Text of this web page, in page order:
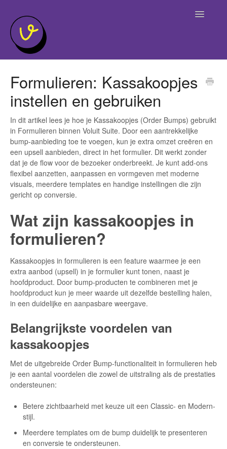
Toggle
Formulieren: Kassakoopjes
instellen en gebruiken
In dit artikel lees je hoe je Kassakoopjes (Order Bumps) gebruikt
in Formulieren binnen Voluit Suite. Door een aantrekkelijke
bump-aanbieding toe te voegen, kun je extra omzet creëren en
een upsell aanbieden, direct in het formulier. Dit werkt zonder
dat je de flow voor de bezoeker onderbreekt. Je kunt add-ons
flexibel aanzetten, aanpassen en vormgeven met moderne
visuals, meerdere templates en handige instellingen die zijn
gericht op conversie.
Wat zijn kassakoopjes in
formulieren?
Kassakoopjes in formulieren is een feature waarmee je een
extra aanbod (upsell) in je formulier kunt tonen, naast je
hoofdproduct. Door bump-producten te combineren met je
hoofdproduct kun je meer waarde uit dezelfde bestelling halen,
in een duidelijke en aanpasbare weergave.
Belangrijkste voordelen van
kassakoopjes
Met de uitgebreide Order Bump-functionaliteit in formulieren heb
je een aantal voordelen die zowel de uitstraling als de prestaties
ondersteunen:
Betere zichtbaarheid met keuze uit een Classic- en Modern-
stijl.
Meerdere templates om de bump duidelijk te presenteren
en conversie te ondersteunen.